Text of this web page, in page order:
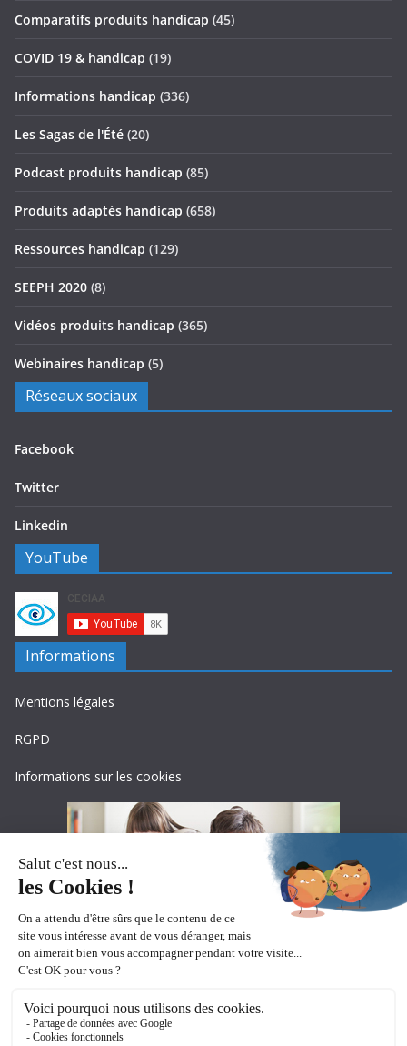
Comparatifs produits handicap (45)
COVID 19 & handicap (19)
Informations handicap (336)
Les Sagas de l'Été (20)
Podcast produits handicap (85)
Produits adaptés handicap (658)
Ressources handicap (129)
SEEPH 2020 (8)
Vidéos produits handicap (365)
Webinaires handicap (5)
Réseaux sociaux
Facebook
Twitter
Linkedin
YouTube
Informations
Mentions légales
RGPD
Informations sur les cookies